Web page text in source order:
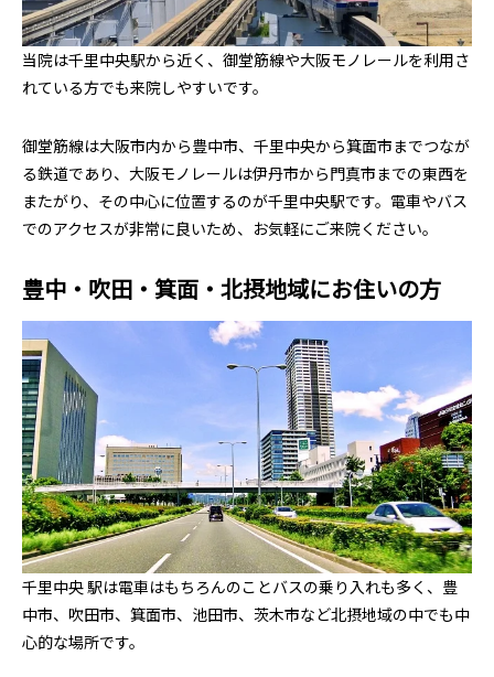
当院は千里中央駅から近く、御堂筋線や大阪モノレールを利用さ
れている方でも来院しやすいです。
御堂筋線は大阪市内から豊中市、千里中央から箕面市までつなが
る鉄道であり、大阪モノレールは伊丹市から門真市までの東西を
またがり、その中心に位置するのが千里中央駅です。電車やバス
でのアクセスが非常に良いため、お気軽にご来院ください。
豊中・吹田・箕面・北摂地域にお住いの方
千里中央 駅は電車はもちろんのことバスの乗り入れも多く、豊
中市、吹田市、箕面市、池田市、茨木市など北摂地域の中でも中
心的な場所です。